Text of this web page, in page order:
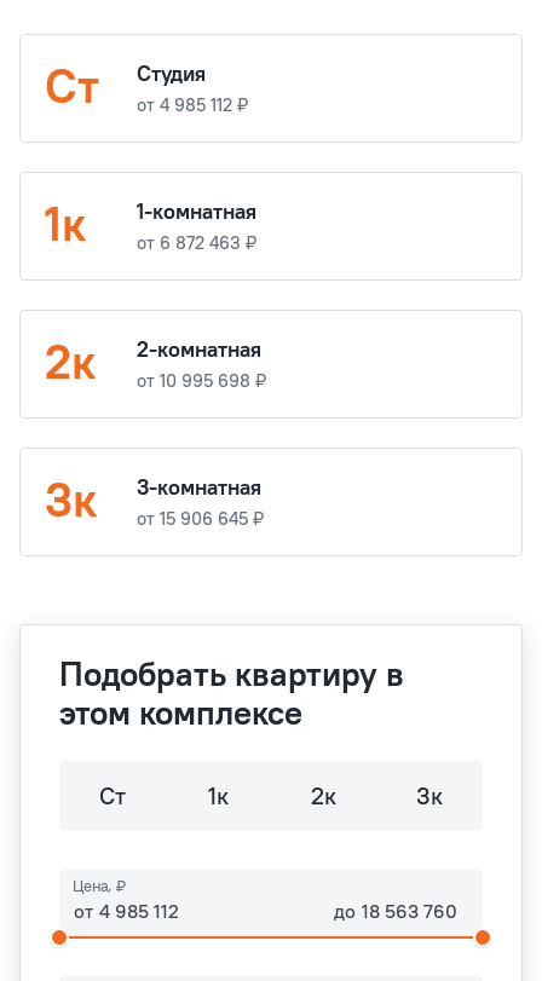
Ст Студия
от 4 985 112 ₽
1к 1-комнатная
от 6 872 463 ₽
2к 2-комнатная
от 10 995 698 ₽
3к 3-комнатная
от 15 906 645 ₽
Подобрать квартиру в
этом комплексе
Ст 1к 2к 3к
Цена, ₽
от до